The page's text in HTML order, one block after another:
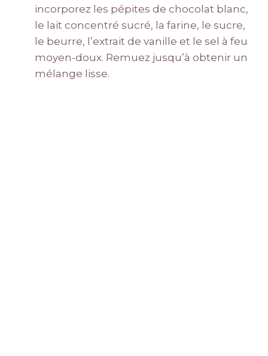
incorporez les pépites de chocolat blanc,
le lait concentré sucré, la farine, le sucre,
le beurre, l’extrait de vanille et le sel à feu
moyen-doux. Remuez jusqu’à obtenir un
mélange lisse.